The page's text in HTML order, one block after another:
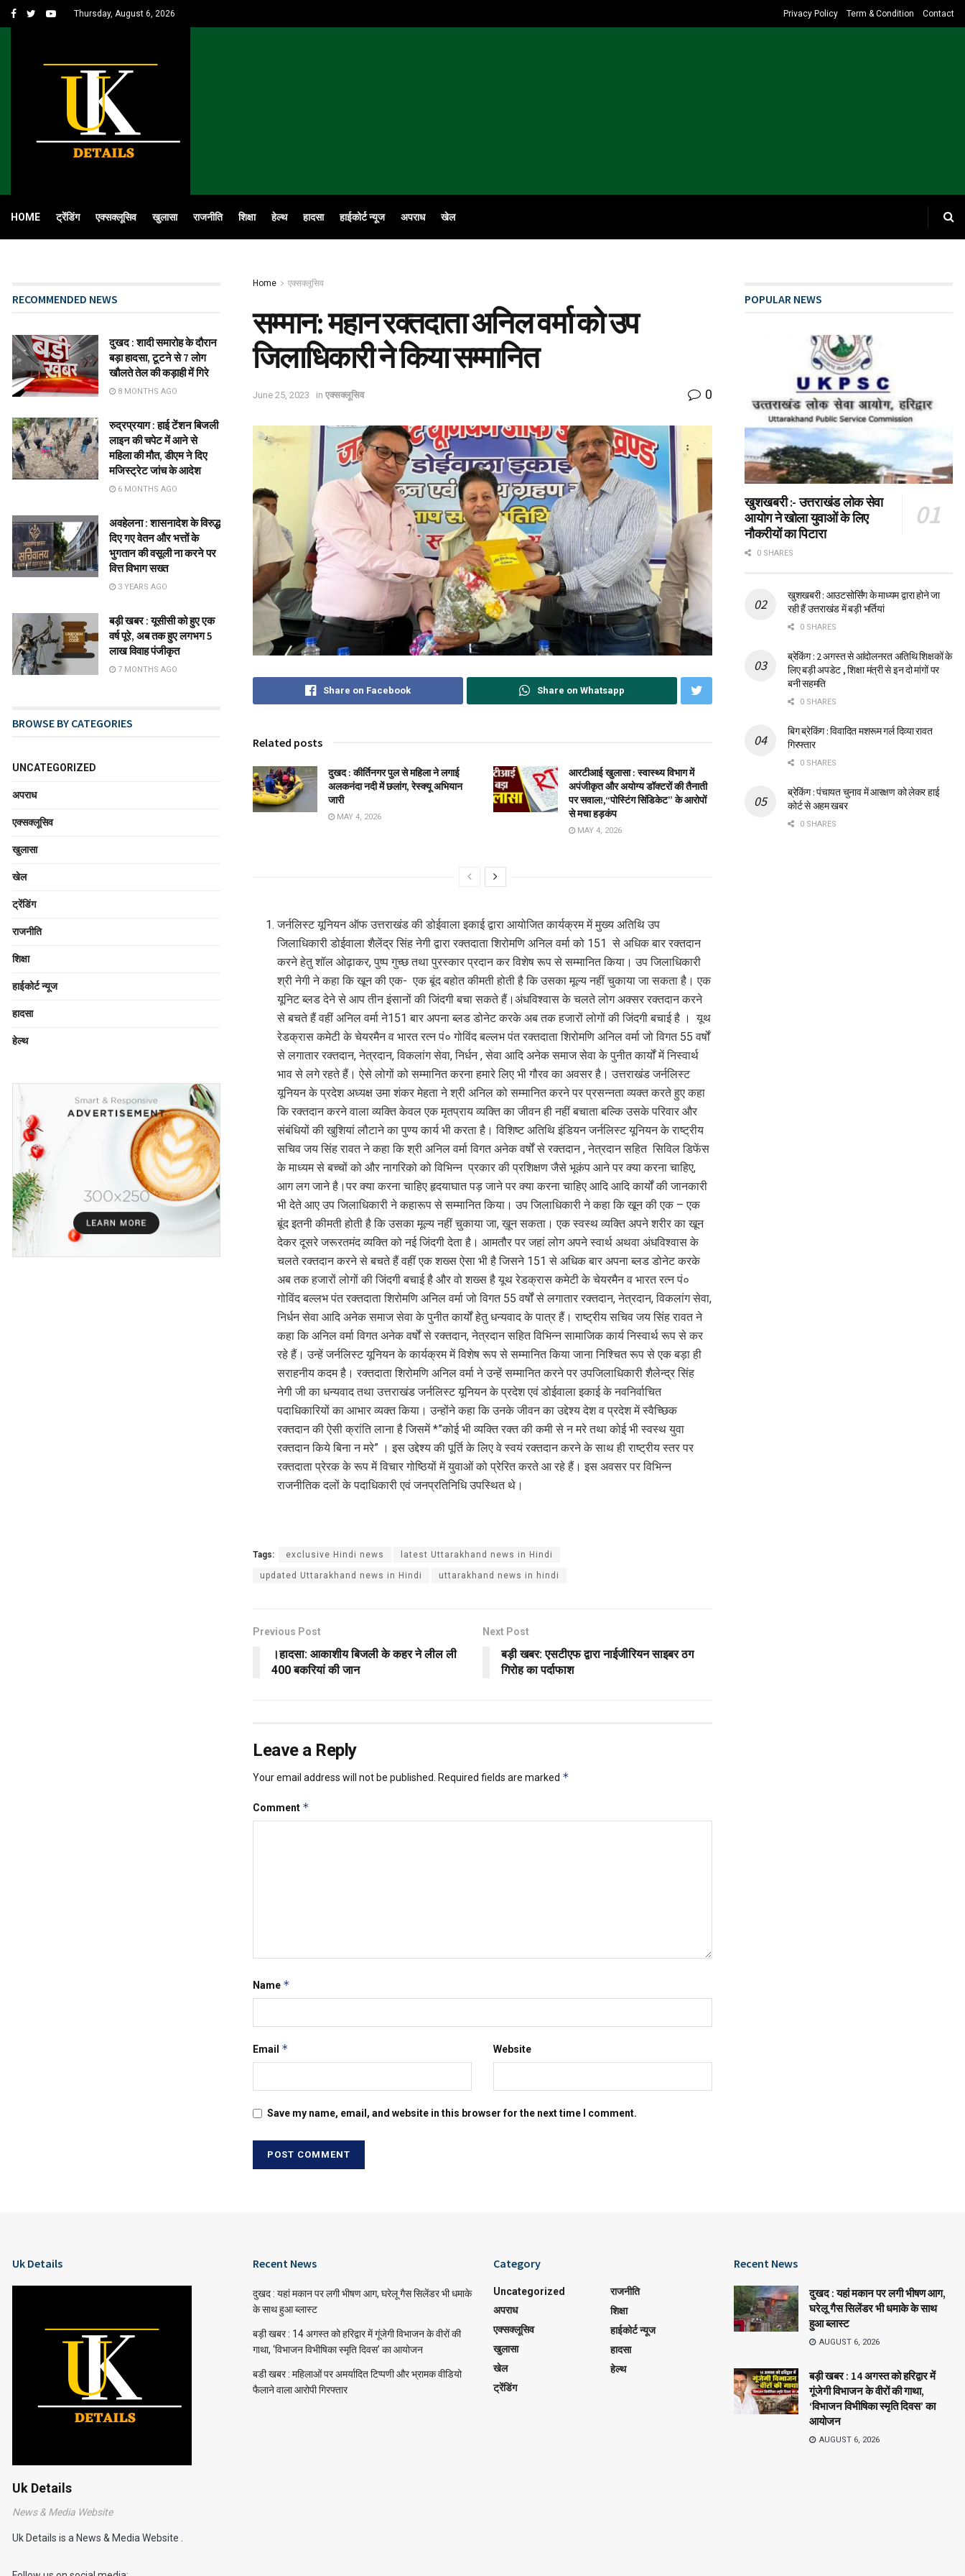
Thursday, August 6, 2026 Privacy Policy Term & Condition Contact
HOME ट्रेंडिंग एक्सक्लूसिव खुलासा राजनीति शिक्षा हेल्थ हादसा हाईकोर्ट न्यूज अपराध खेल
Home एक्सक्लूसिव
सम्मान: महान रक्तदाता अनिल वर्मा को उप
जिलाधिकारी ने किया सम्मानित
June 25, 2023 in एक्सक्लूसिव 0
Share on Facebook Share on Whatsapp
Related posts
दुखद : कीर्तिनगर पुल से महिला ने लगाई
अलकनंदा नदी में छलांग, रेस्क्यू अभियान
जारी
MAY 4, 2026
आरटीआई खुलासा : स्वास्थ्य विभाग में
अपंजीकृत और अयोग्य डॉक्टरों की तैनाती
पर सवाल!,“पोस्टिंग सिंडिकेट” के आरोपों
से मचा हड़कंप
MAY 4, 2026
जर्नलिस्ट यूनियन ऑफ उत्तराखंड की डोईवाला इकाई द्वारा आयोजित कार्यक्रम में मुख्य अतिथि उप
जिलाधिकारी डोईवाला शैलेंद्र सिंह नेगी द्वारा रक्तदाता शिरोमणि अनिल वर्मा को 151 से अधिक बार रक्तदान
करने हेतु शॉल ओढ़ाकर, पुष्प गुच्छ तथा पुरस्कार प्रदान कर विशेष रूप से सम्मानित किया। उप जिलाधिकारी
श्री नेगी ने कहा कि खून की एक- एक बूंद बहोत कीमती होती है कि उसका मूल्य नहीं चुकाया जा सकता है। एक
यूनिट ब्लड देने से आप तीन इंसानों की जिंदगी बचा सकते हैं।अंधविश्वास के चलते लोग अक्सर रक्तदान करने
से बचते हैं वहीं अनिल वर्मा ने151 बार अपना ब्लड डोनेट करके अब तक हजारों लोगों की जिंदगी बचाई है । यूथ
रेडक्रास कमेटी के चेयरमैन व भारत रत्न पं० गोविंद बल्लभ पंत रक्तदाता शिरोमणि अनिल वर्मा जो विगत 55 वर्षों
से लगातार रक्तदान, नेत्रदान, विकलांग सेवा, निर्धन , सेवा आदि अनेक समाज सेवा के पुनीत कार्यों में निस्वार्थ
भाव से लगे रहते हैं। ऐसे लोगों को सम्मानित करना हमारे लिए भी गौरव का अवसर है। उत्तराखंड जर्नलिस्ट
यूनियन के प्रदेश अध्यक्ष उमा शंकर मेहता ने श्री अनिल को सम्मानित करने पर प्रसन्नता व्यक्त करते हुए कहा
कि रक्तदान करने वाला व्यक्ति केवल एक मृतप्राय व्यक्ति का जीवन ही नहीं बचाता बल्कि उसके परिवार और
संबंधियों की खुशियां लौटाने का पुण्य कार्य भी करता है। विशिष्ट अतिथि इंडियन जर्नलिस्ट यूनियन के राष्ट्रीय
सचिव जय सिंह रावत ने कहा कि श्री अनिल वर्मा विगत अनेक वर्षों से रक्तदान , नेत्रदान सहित सिविल डिफेंस
के माध्यम से बच्चों को और नागरिको को विभिन्न प्रकार की प्रशिक्षण जैसे भूकंप आने पर क्या करना चाहिए,
आग लग जाने है।पर क्या करना चाहिए हृदयाघात पड़ जाने पर क्या करना चाहिए आदि आदि कार्यों की जानकारी
भी देते आए उप जिलाधिकारी ने कहारूप से सम्मानित किया। उप जिलाधिकारी ने कहा कि खून की एक – एक
बूंद इतनी कीमती होती है कि उसका मूल्य नहीं चुकाया जा, ख़ून सकता। एक स्वस्थ व्यक्ति अपने शरीर का खून
देकर दूसरे जरूरतमंद व्यक्ति को नई जिंदगी देता है। आमतौर पर जहां लोग अपने स्वार्थ अथवा अंधविश्वास के
चलते रक्तदान करने से बचते हैं वहीं एक शख्स ऐसा भी है जिसने 151 से अधिक बार अपना ब्लड डोनेट करके
अब तक हजारों लोगों की जिंदगी बचाई है और वो शख्स है यूथ रेडक्रास कमेटी के चेयरमैन व भारत रत्न पं०
गोविंद बल्लभ पंत रक्तदाता शिरोमणि अनिल वर्मा जो विगत 55 वर्षों से लगातार रक्तदान, नेत्रदान, विकलांग सेवा,
निर्धन सेवा आदि अनेक समाज सेवा के पुनीत कार्यों हेतु धन्यवाद के पात्र हैं। राष्ट्रीय सचिव जय सिंह रावत ने
कहा कि अनिल वर्मा विगत अनेक वर्षों से रक्तदान, नेत्रदान सहित विभिन्न सामाजिक कार्य निस्वार्थ रूप से कर
रहे हैं। उन्हें जर्नलिस्ट यूनियन के कार्यक्रम में विशेष रूप से सम्मानित किया जाना निश्चित रूप से एक बड़ा ही
सराहनीय कदम है। रक्तदाता शिरोमणि अनिल वर्मा ने उन्हें सम्मानित करने पर उपजिलाधिकारी शैलेन्द्र सिंह
नेगी जी का धन्यवाद तथा उत्तराखंड जर्नलिस्ट यूनियन के प्रदेश एवं डोईवाला इकाई के नवनिर्वाचित
पदाधिकारियों का आभार व्यक्त किया। उन्होंने कहा कि उनके जीवन का उद्देश्य देश व प्रदेश में स्वैच्छिक
रक्तदान की ऐसी क्रांति लाना है जिसमें *”कोई भी व्यक्ति रक्त की कमी से न मरे तथा कोई भी स्वस्थ युवा
रक्तदान किये बिना न मरे” । इस उद्देश्य की पूर्ति के लिए वे स्वयं रक्तदान करने के साथ ही राष्ट्रीय स्तर पर
रक्तदाता प्रेरक के रूप में विचार गोष्ठियों में युवाओं को प्रेरित करते आ रहे हैं। इस अवसर पर विभिन्न
राजनीतिक दलों के पदाधिकारी एवं जनप्रतिनिधि उपस्थित थे।
Tags: exclusive Hindi news latest Uttarakhand news in Hindi
updated Uttarakhand news in Hindi uttarakhand news in hindi
Previous Post
।हादसा: आकाशीय बिजली के कहर ने लील ली
400 बकरियां की जान
Next Post
बड़ी खबर: एसटीएफ द्वारा नाईजीरियन साइबर ठग
गिरोह का पर्दाफाश
Leave a Reply
Your email address will not be published. Required fields are marked *
Comment *
Name *
Email * Website
Save my name, email, and website in this browser for the next time I comment.
RECOMMENDED NEWS
दुखद : शादी समारोह के दौरान
बड़ा हादसा, टूटने से 7 लोग
खौलते तेल की कड़ाही में गिरे
8 MONTHS AGO
रुद्रप्रयाग : हाई टेंशन बिजली
लाइन की चपेट में आने से
महिला की मौत, डीएम ने दिए
मजिस्ट्रेट जांच के आदेश
6 MONTHS AGO
अवहेलना : शासनादेश के विरुद्ध
दिए गए वेतन और भत्तों के
भुगतान की‌ वसूली ना करने पर
वित्त विभाग सख्त
3 YEARS AGO
बड़ी खबर : यूसीसी को हुए एक
वर्ष पूरे, अब तक हुए लगभग 5
लाख विवाह पंजीकृत
7 MONTHS AGO
BROWSE BY CATEGORIES
UNCATEGORIZED
अपराध
एक्सक्लूसिव
खुलासा
खेल
ट्रेंडिंग
राजनीति
शिक्षा
हाईकोर्ट न्यूज
हादसा
हेल्थ
POPULAR NEWS
खुशखबरी :- उत्तराखंड लोक सेवा
आयोग ने खोला युवाओं के लिए
नौकरीयों का पिटारा
0 SHARES
खुशखबरी : आउटसोर्सिंग के माध्यम द्वारा होने जा
रही हैं उत्तराखंड में बड़ी भर्तियां
0 SHARES
ब्रेकिंग : 2 अगस्त से आंदोलनरत अतिथि शिक्षकों के
लिए बड़ी अपडेट , शिक्षा मंत्री से इन दो मांगों पर
बनी सहमति
0 SHARES
बिग ब्रेकिंग : विवादित मशरूम गर्ल दिव्या रावत
गिरफ्तार
0 SHARES
ब्रेकिंग : पंचायत चुनाव में आरक्षण को लेकर हाई
कोर्ट से अहम खबर
0 SHARES
Uk Details
Uk Details
News & Media Website
Uk Details is a News & Media Website .
Recent News
दुखद : यहां मकान पर लगी भीषण आग, घरेलू गैस सिलेंडर भी धमाके
के साथ हुआ ब्लास्ट
बड़ी खबर : 14 अगस्त को हरिद्वार में गूंजेगी विभाजन के वीरों की
गाथा, ‘विभाजन विभीषिका स्मृति दिवस’ का आयोजन
बडी खबर : महिलाओं पर अमर्यादित टिप्पणी और भ्रामक वीडियो
फैलाने वाला आरोपी गिरफ्तार
Category
Uncategorized
अपराध
एक्सक्लूसिव
खुलासा
खेल
ट्रेंडिंग
राजनीति
शिक्षा
हाईकोर्ट न्यूज
हादसा
हेल्थ
Recent News
दुखद : यहां मकान पर लगी भीषण आग,
घरेलू गैस सिलेंडर भी धमाके के साथ
हुआ ब्लास्ट
AUGUST 6, 2026
बड़ी खबर : 14 अगस्त को हरिद्वार में
गूंजेगी विभाजन के वीरों की गाथा,
‘विभाजन विभीषिका स्मृति दिवस’ का
आयोजन
AUGUST 6, 2026